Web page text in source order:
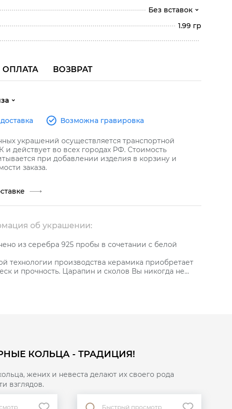
Без вставок
1.99 гр
ОПЛАТА ВОЗВРАТ
Возможна гравировка
украшений осуществляется транспортной
действует во всех городах РФ. Стоимость
при добавлении изделия в корзину и
заказа.
об украшении:
из серебра 925 пробы в сочетании с белой
технологии производства керамика приобретает
и прочность. Царапин и сколов Вы никогда не
даже в обручальных кольцах.
КОЛЬЦА - ТРАДИЦИЯ!
жених и невеста делают их своего рода
взглядов.
Быстрый просмотр